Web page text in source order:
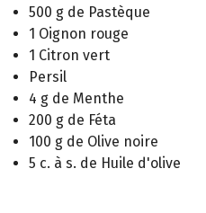
500 g de Pastèque
1 Oignon rouge
1 Citron vert
Persil
4 g de Menthe
200 g de Féta
100 g de Olive noire
5 c. à s. de Huile d'olive